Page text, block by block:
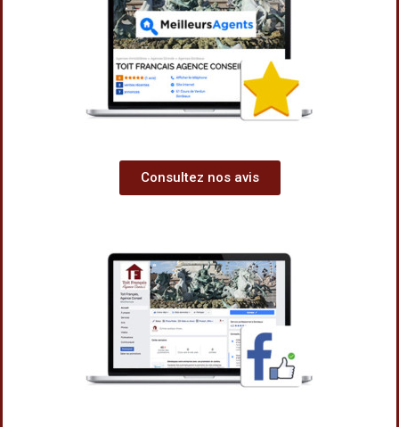
Consultez nos avis